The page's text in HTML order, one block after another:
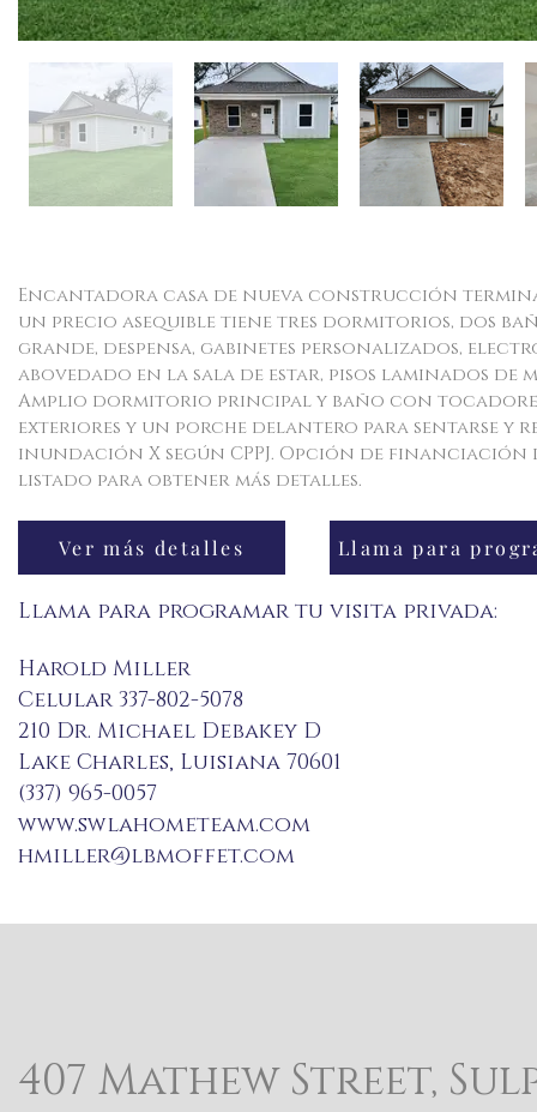
Encantadora casa de nueva construcción
un precio asequible tiene tres dormitorios, dos
grande, despensa, gabinetes personalizados,
abovedado en la sala de estar, pisos laminados
Amplio dormitorio principal y baño con tocadores
exteriores y un porche delantero para sentarse y
inundación X según CPPJ. Opción de
listado para obtener más detalles.
Ver más detalles
Llama para programar tu visita privada:
Harold Miller
Celular 337-802-5078
210 Dr. Michael Debakey D
Lake Charles, Luisiana 70601
(337) 965-0057
www.swlahometeam.com
hmiller@lbmoffet.com
407 Mathew Street,